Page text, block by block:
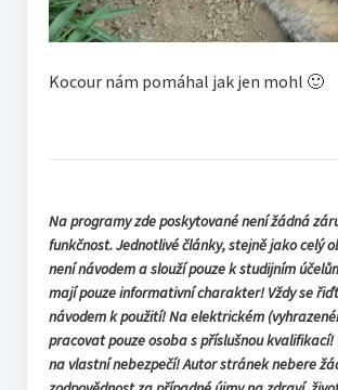
Kocour nám pomáhal jak jen mohl 🙂
Na programy zde poskytované není žádná
funkčnost. Jednotlivé články, stejně jako celý
není návodem a slouží pouze k studijním
mají pouze informativní charakter! Vždy se
návodem k použití! Na elektrickém
pracovat pouze osoba s příslušnou kvalifikací!
na vlastní nebezpečí! Autor stránek nebere